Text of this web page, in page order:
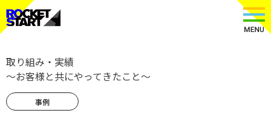
取り組み・実績
〜お客様と共にやってきたこと〜
事例